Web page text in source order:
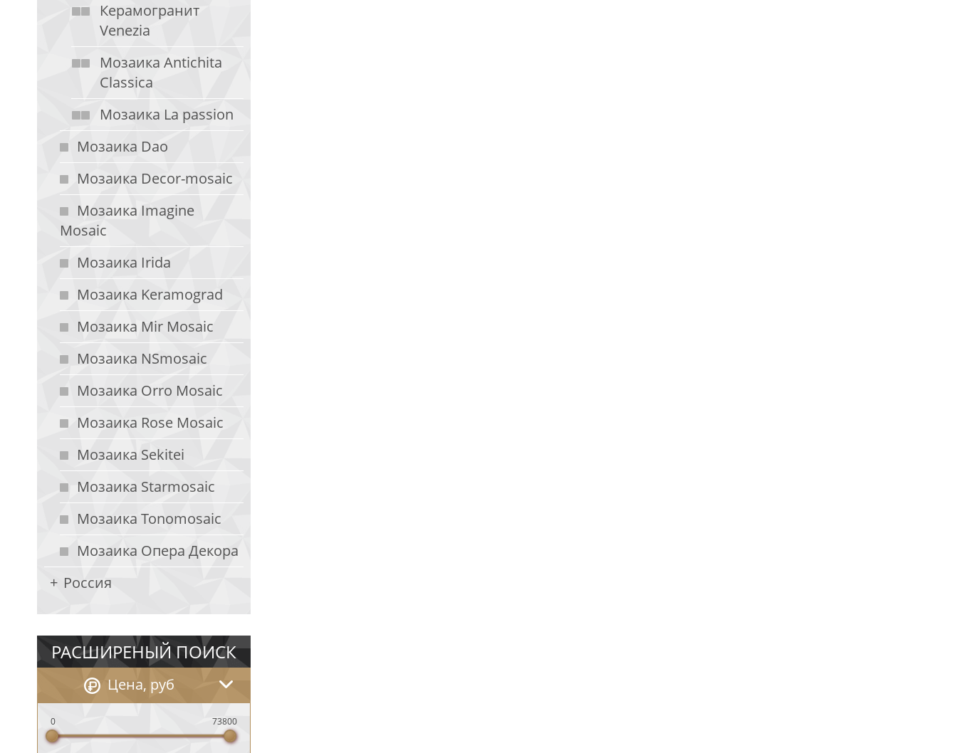
Керамогранит
Venezia
Мозаика Antichita
Classica
Мозаика La passion
Мозаика Dao
Мозаика Decor-mosaic
Мозаика Imagine
Mosaic
Мозаика Irida
Мозаика Keramograd
Мозаика Mir Mosaic
Мозаика NSmosaic
Мозаика Orro Mosaic
Мозаика Rose Mosaic
Мозаика Sekitei
Мозаика Starmosaic
Мозаика Tonomosaic
Мозаика Опера Декора
Россия
РАСШИРЕНЫЙ ПОИСК
Цена, руб
0 73800